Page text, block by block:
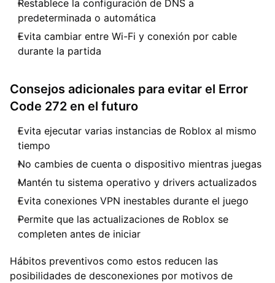
Restablece la configuración de DNS a
predeterminada o automática
Evita cambiar entre Wi-Fi y conexión por cable
durante la partida
Consejos adicionales para evitar el Error
Code 272 en el futuro
Evita ejecutar varias instancias de Roblox al mismo
tiempo
No cambies de cuenta o dispositivo mientras juegas
Mantén tu sistema operativo y drivers actualizados
Evita conexiones VPN inestables durante el juego
Permite que las actualizaciones de Roblox se
completen antes de iniciar
Hábitos preventivos como estos reducen las
posibilidades de desconexiones por motivos de